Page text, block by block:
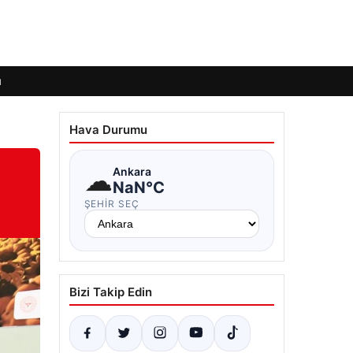
Hava Durumu
☁Ankara
NaN°C
ŞEHIR SEÇ
Bizi Takip Edin